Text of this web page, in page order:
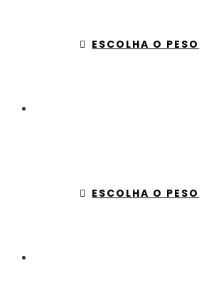
ESCOLHA O PESO
ESCOLHA O PESO